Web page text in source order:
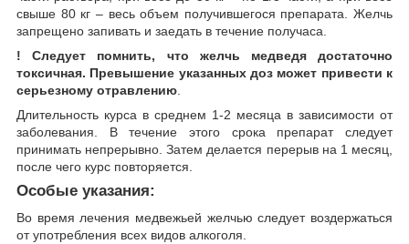
свыше 80 кг – весь объем получившегося препарата. Желчь
запрещено запивать и заедать в течение получаса.
! Следует помнить, что желчь медведя достаточно
токсичная. Превышение указанных доз может привести к
серьезному отравлению
Длительность курса в среднем 1-2 месяца в зависимости от
заболевания. В течение этого срока препарат следует
принимать непрерывно. Затем делается перерыв на 1 месяц,
после чего курс повторяется.
Особые указания:
Во время лечения медвежьей желчью следует воздержаться
от употребления всех видов алкоголя.